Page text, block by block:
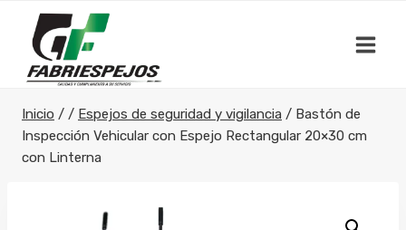
Saltar
contenido
Inicio / / Espejos de seguridad y vigilancia / Bastón de
Inspección Vehicular con Espejo Rectangular 20×30 cm
con Linterna